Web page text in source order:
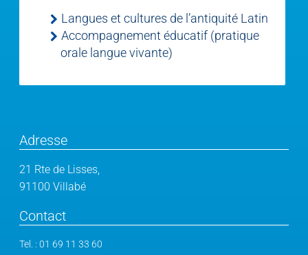
Langues et cultures de l’antiquité Latin
Accompagnement éducatif (pratique
orale langue vivante)
Adresse
21 Rte de Lisses,
91100 Villabé
Contact
Tel. : 01 69 11 33 60